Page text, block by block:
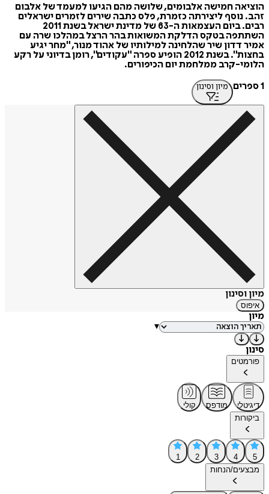
הוציאה חמישה אלבומים, שלושה מהם הגיעו למעמד של אלבום
זהב. נוסף ליצירתה כזמרת, פלס כתבה שירים לזמרים ישראלים
רבים. ביום העצמאות ה-63 של מדינת ישראל בשנת 2011
השתתפה בטקס הדלקת המשואות בהר הרצל במהלכו שרה עם
אמיר דדון שיר שהלחינה למילותיו של אהוד מנור, "מחר יגיע
בחצות". בשנת 2012 הופיע ספרה "עקודים", רומן בדיוני על רקע
הלומי-קרב ממלחמת יום הכיפורים.
1 ספרים
מיון וסינון
מיון וסינון
איפוס
מיון
▾
סינון
פורמטים
דיגיטלי מודפס
קולי
ביקורות
5
4
3
2
1
מבצעים/הנחות